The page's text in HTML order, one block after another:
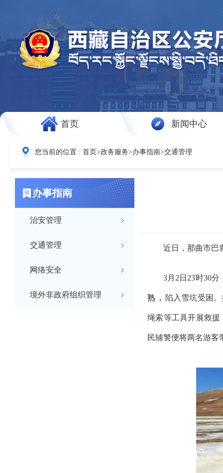
首页 新闻中心
您当前的位置 : 首页>政务服务>办事指南>交通管理
办事指南
治安管理
交通管理
网络安全
境外非政府组织管理
近日，那曲市巴
3月2日23时30
熟， 陷入雪坑受困
绳索等工具开展救援
民辅警便将两名游客